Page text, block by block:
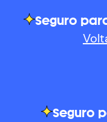
Seguro
Seguro